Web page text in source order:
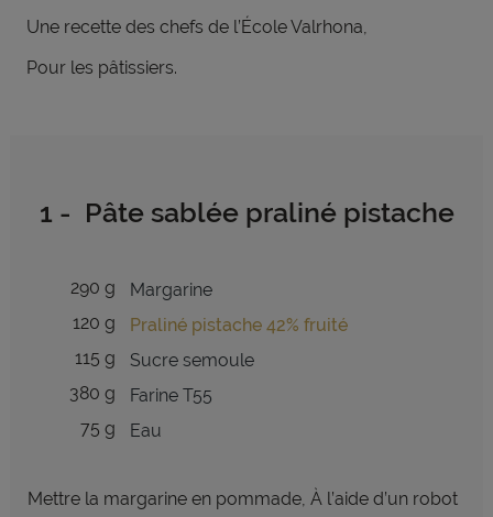
Une recette des chefs de l’École Valrhona,
Pour les pâtissiers.
1 - Pâte sablée praliné pistache
290 g
Margarine
120 g
Praliné pistache 42% fruité
115 g
Sucre semoule
380 g
Farine T55
75 g
Eau
Mettre la margarine en pommade, À l’aide d’un robot